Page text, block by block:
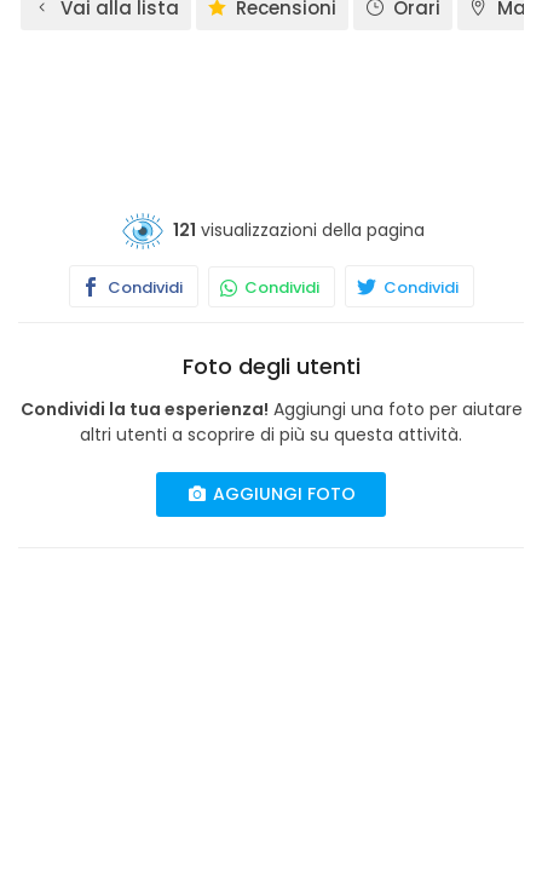
Vai alla lista Recensioni Orari
121 visualizzazioni della pagina
Condividi Condividi Condividi
Foto degli utenti
Condividi la tua esperienza! Aggiungi una foto per aiutare
altri utenti a scoprire di più su questa attività.
AGGIUNGI FOTO